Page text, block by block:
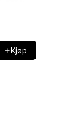
Kjøp